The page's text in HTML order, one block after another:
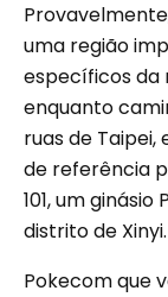
uma região
específicos da
enquanto
ruas de Taipei,
de referência
101, um
distrito de Xinyi.
Pokecom que